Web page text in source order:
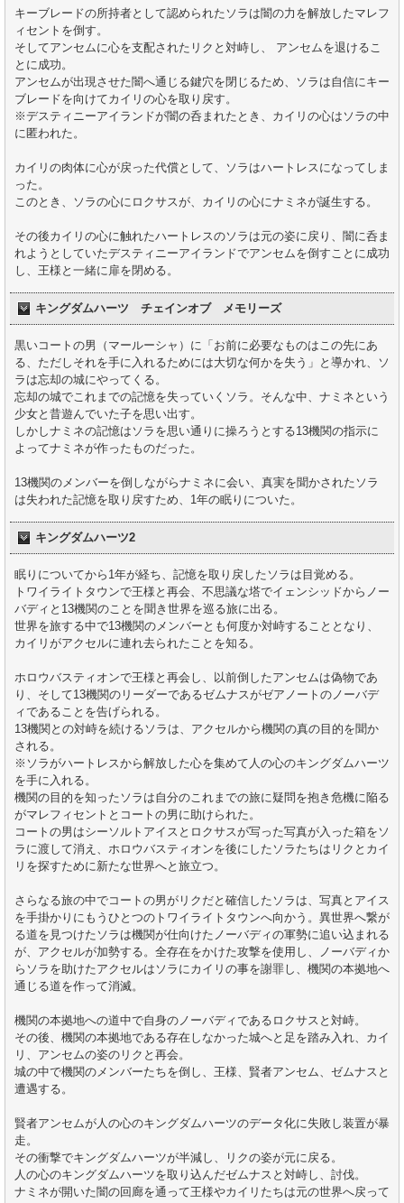
キーブレードの所持者として認められたソラは闇の力を解放したマレフ
ィセントを倒す。
そしてアンセムに心を支配されたリクと対峙し、 アンセムを退けるこ
とに成功。
アンセムが出現させた闇へ通じる鍵穴を閉じるため、ソラは自信にキー
ブレードを向けてカイリの心を取り戻す。
※デスティニーアイランドが闇の呑まれたとき、カイリの心はソラの中
に匿われた。
カイリの肉体に心が戻った代償として、ソラはハートレスになってしま
った。
このとき、ソラの心にロクサスが、カイリの心にナミネが誕生する。
その後カイリの心に触れたハートレスのソラは元の姿に戻り、闇に呑ま
れようとしていたデスティニーアイランドでアンセムを倒すことに成功
し、王様と一緒に扉を閉める。
キングダムハーツ チェインオブ メモリーズ
黒いコートの男（マールーシャ）に「お前に必要なものはこの先にあ
る、ただしそれを手に入れるためには大切な何かを失う」と導かれ、ソ
ラは忘却の城にやってくる。
忘却の城でこれまでの記憶を失っていくソラ。そんな中、ナミネという
少女と昔遊んでいた子を思い出す。
しかしナミネの記憶はソラを思い通りに操ろうとする13機関の指示に
よってナミネが作ったものだった。
13機関のメンバーを倒しながらナミネに会い、真実を聞かされたソラ
は失われた記憶を取り戻すため、1年の眠りについた。
キングダムハーツ2
眠りについてから1年が経ち、記憶を取り戻したソラは目覚める。
トワイライトタウンで王様と再会、不思議な塔でイェンシッドからノー
バディと13機関のことを聞き世界を巡る旅に出る。
世界を旅する中で13機関のメンバーとも何度か対峙することとなり、
カイリがアクセルに連れ去られたことを知る。
ホロウバスティオンで王様と再会し、以前倒したアンセムは偽物であ
り、そして13機関のリーダーであるゼムナスがゼアノートのノーバデ
ィであることを告げられる。
13機関との対峙を続けるソラは、アクセルから機関の真の目的を聞か
される。
※ソラがハートレスから解放した心を集めて人の心のキングダムハーツ
を手に入れる。
機関の目的を知ったソラは自分のこれまでの旅に疑問を抱き危機に陥る
がマレフィセントとコートの男に助けられた。
コートの男はシーソルトアイスとロクサスが写った写真が入った箱をソ
ラに渡して消え、ホロウバスティオンを後にしたソラたちはリクとカイ
リを探すために新たな世界へと旅立つ。
さらなる旅の中でコートの男がリクだと確信したソラは、写真とアイス
を手掛かりにもうひとつのトワイライトタウンへ向かう。異世界へ繋が
る道を見つけたソラは機関が仕向けたノーバディの軍勢に追い込まれる
が、アクセルが加勢する。全存在をかけた攻撃を使用し、ノーバディか
らソラを助けたアクセルはソラにカイリの事を謝罪し、機関の本拠地へ
通じる道を作って消滅。
機関の本拠地への道中で自身のノーバディであるロクサスと対峙。
その後、機関の本拠地である存在しなかった城へと足を踏み入れ、カイ
リ、アンセムの姿のリクと再会。
城の中で機関のメンバーたちを倒し、王様、賢者アンセム、ゼムナスと
遭遇する。
賢者アンセムが人の心のキングダムハーツのデータ化に失敗し装置が暴
走。
その衝撃でキングダムハーツが半減し、リクの姿が元に戻る。
人の心のキングダムハーツを取り込んだゼムナスと対峙し、討伐。
ナミネが開いた闇の回廊を通って王様やカイリたちは元の世界へ戻って